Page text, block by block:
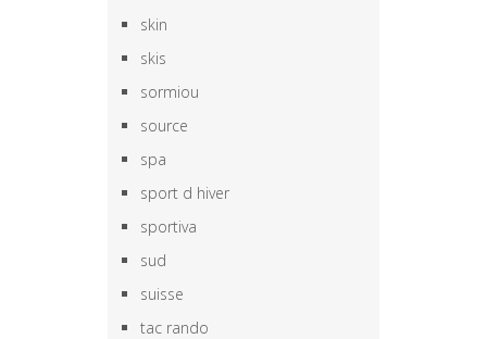
skin
skis
sormiou
source
spa
sport d hiver
sportiva
sud
suisse
tac rando